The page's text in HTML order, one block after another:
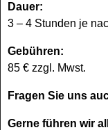
Dauer:
3 – 4 Stunden je
Gebühren:
85 € zzgl. Mwst.
Fragen Sie uns
Gerne führen wir